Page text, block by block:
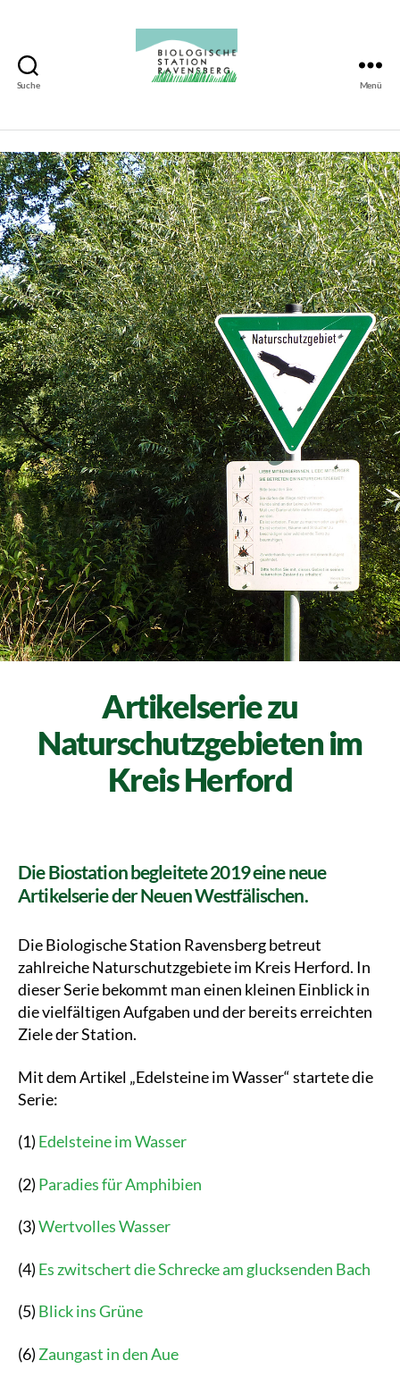
Suche
Ravensberg
Menü
Artikelserie zu
Naturschutzgebieten im
Kreis Herford
Die Biostation begleitete 2019 eine neue
Artikelserie der Neuen Westfälischen.
Die Biologische Station Ravensberg betreut
zahlreiche Naturschutzgebiete im Kreis Herford. In
dieser Serie bekommt man einen kleinen Einblick in
die vielfältigen Aufgaben und der bereits erreichten
Ziele der Station.
Mit dem Artikel „Edelsteine im Wasser“ startete die
Serie:
(1) Edelsteine im Wasser
(2) Paradies für Amphibien
(3)Wertvolles Wasser
(4) Es zwitschert die Schrecke am glucksenden Bach
(5) Blick ins Grüne
(6) Zaungast in den Aue